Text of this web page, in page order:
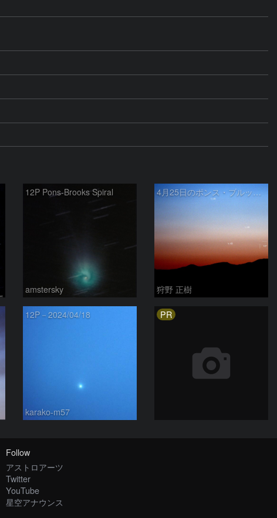
12P Pons-Brooks Spiral
amstersky
4月25日のポンス・ブルックス彗星(12P)
狩野 正樹
12P－2024/04/18
karako-m57
PR
Follow
アストロアーツ
Twitter
YouTube
星空アナウンス